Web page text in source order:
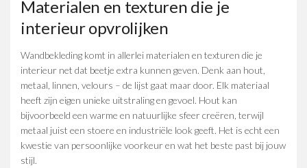
Materialen en texturen die je
interieur opvrolijken
Wandbekleding komt in allerlei materialen en texturen die je
interieur net dat beetje extra kunnen geven. Denk aan hout,
metaal, linnen, velours – de lijst gaat maar door. Elk materiaal
heeft zijn eigen unieke uitstraling en gevoel. Hout kan
bijvoorbeeld een warme en natuurlijke sfeer creëren, terwijl
metaal juist een stoere en industriële look geeft. Het is echt een
kwestie van persoonlijke voorkeur en wat het beste past bij jouw
stijl.